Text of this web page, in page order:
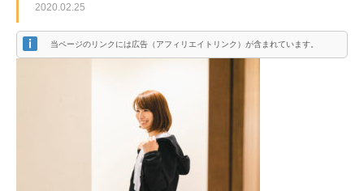
2020.02.25
当ページのリンクには広告（アフィリエイトリンク）が含まれています。